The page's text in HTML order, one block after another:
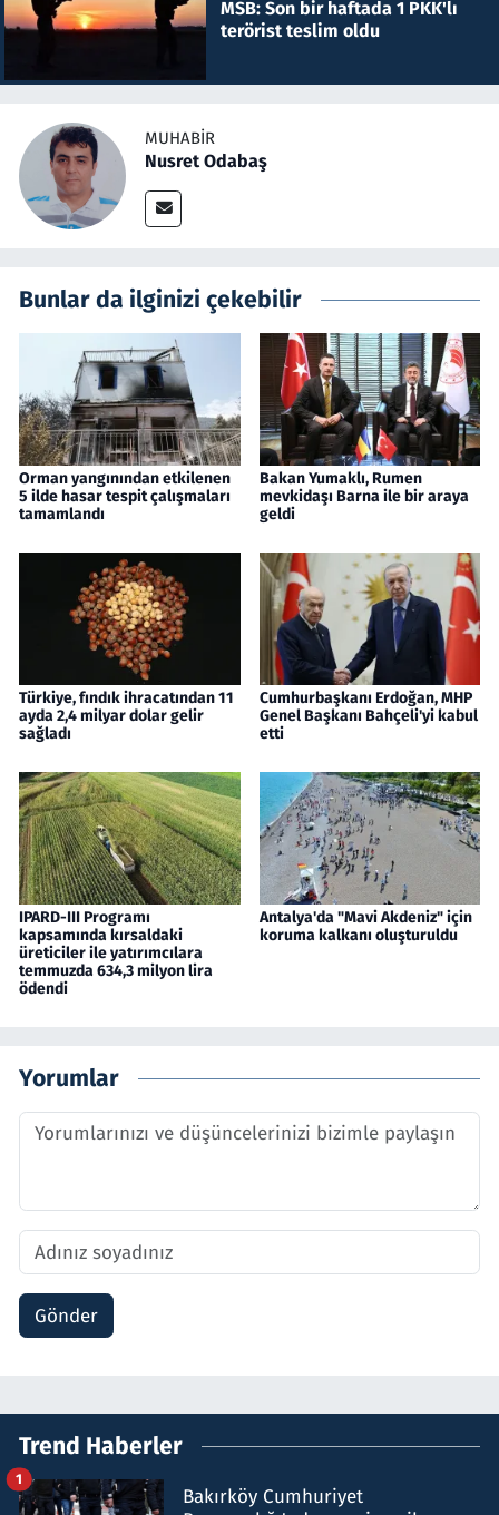
MSB: Son bir haftada 1 PKK'lı
terörist teslim oldu
MUHABIR
Nusret Odabaş
Bunlar da ilginizi çekebilir
Orman yangınından etkilenen
5 ilde hasar tespit çalışmaları
tamamlandı
Bakan Yumaklı, Rumen
mevkidaşı Barna ile bir araya
geldi
Türkiye, fındık ihracatından 11
ayda 2,4 milyar dolar gelir
sağladı
Cumhurbaşkanı Erdoğan, MHP
Genel Başkanı Bahçeli'yi kabul
etti
IPARD-III Programı
kapsamında kırsaldaki
üreticiler ile yatırımcılara
temmuzda 634,3 milyon lira
ödendi
Antalya'da "Mavi Akdeniz" için
koruma kalkanı oluşturuldu
Yorumlar
Gönder
Trend Haberler
Bakırköy Cumhuriyet
1